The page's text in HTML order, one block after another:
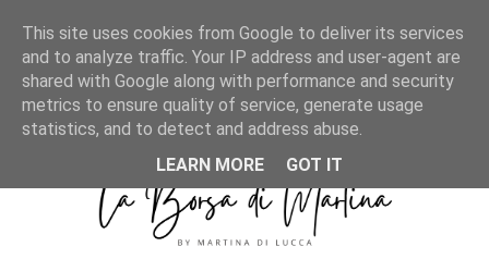
MENU
This site uses cookies from Google to deliver its services
and to analyze traffic. Your IP address and user-agent are
shared with Google along with performance and security
metrics to ensure quality of service, generate usage
statistics, and to detect and address abuse.
LEARN MORE
GOT IT